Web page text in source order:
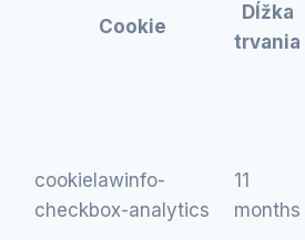
Cookie
Dĺžka
trvania
cookielawinfo-
checkbox-analytics
11
months